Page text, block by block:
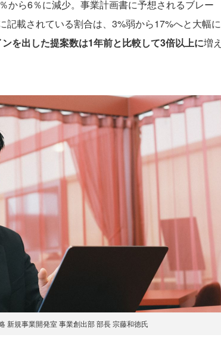
から6％に減少。事業計画書に予想されるブレー
記載されている割合は、3%弱から17%へと大幅に
を出した提案数は1年前と比較して3倍以上に増え
新規事業開発室 事業創出部 部長 宗藤和徳氏